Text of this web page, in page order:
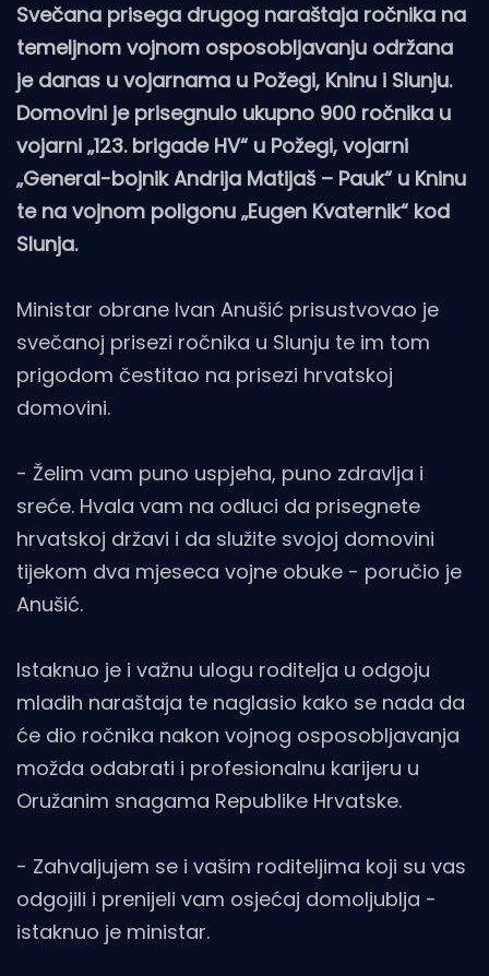
Svečana prisega drugog naraštaja ročnika na
temeljnom vojnom osposobljavanju održana
je danas u vojarnama u Požegi, Kninu i Slunju.
Domovini je prisegnulo ukupno 900 ročnika u
vojarni „123. brigade HV“ u Požegi, vojarni
„General-bojnik Andrija Matijaš – Pauk“ u Kninu
te na vojnom poligonu „Eugen Kvaternik“ kod
Slunja.
Ministar obrane Ivan Anušić prisustvovao je
svečanoj prisezi ročnika u Slunju te im tom
prigodom čestitao na prisezi hrvatskoj
domovini.
- Želim vam puno uspjeha, puno zdravlja i
sreće. Hvala vam na odluci da prisegnete
hrvatskoj državi i da služite svojoj domovini
tijekom dva mjeseca vojne obuke - poručio je
Anušić.
Istaknuo je i važnu ulogu roditelja u odgoju
mladih naraštaja te naglasio kako se nada da
će dio ročnika nakon vojnog osposobljavanja
možda odabrati i profesionalnu karijeru u
Oružanim snagama Republike Hrvatske.
- Zahvaljujem se i vašim roditeljima koji su vas
odgojili i prenijeli vam osjećaj domoljublja -
istaknuo je ministar.